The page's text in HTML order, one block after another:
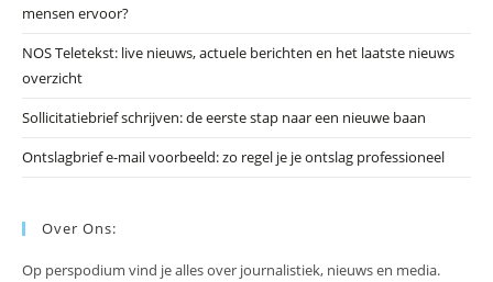
mensen ervoor?
NOS Teletekst: live nieuws, actuele berichten en het laatste nieuws
overzicht
Sollicitatiebrief schrijven: de eerste stap naar een nieuwe baan
Ontslagbrief e-mail voorbeeld: zo regel je je ontslag professioneel
Over Ons:
Op perspodium vind je alles over journalistiek, nieuws en media.